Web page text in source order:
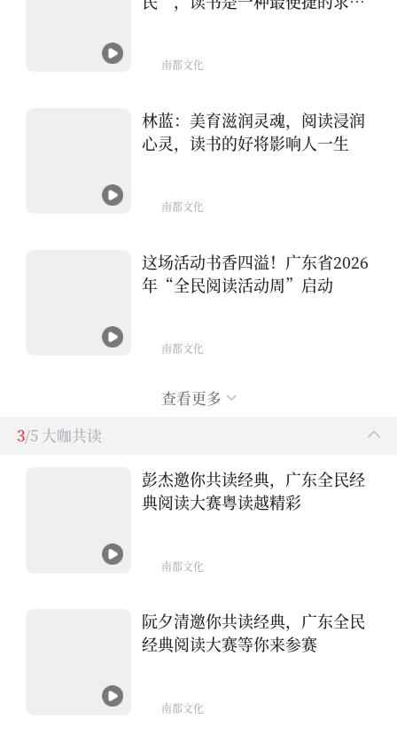
南都文化
林蓝：美育滋润灵魂，阅读浸润
心灵，读书的好将影响人一生
南都文化
这场活动书香四溢！广东省2026
年“全民阅读活动周”启动
南都文化
查看更多
3/5 大咖共读
彭杰邀你共读经典，广东全民经
典阅读大赛粤读越精彩
南都文化
阮夕清邀你共读经典，广东全民
经典阅读大赛等你来参赛
南都文化